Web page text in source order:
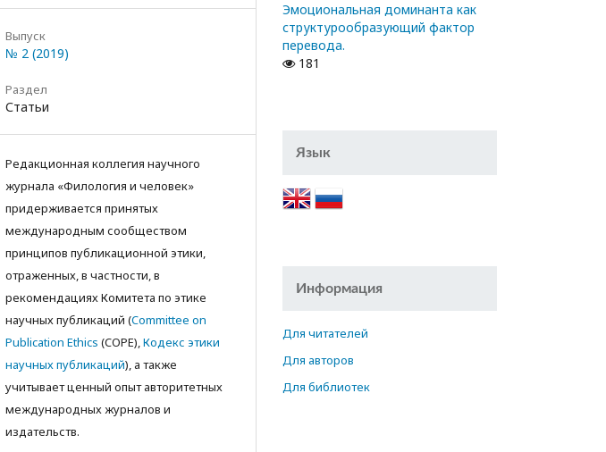
Выпуск
№ 2 (2019)
Раздел
Статьи
Редакционная коллегия научного
журнала «Филология и человек»
придерживается принятых
международным сообществом
принципов публикационной этики,
отраженных, в частности, в
рекомендациях Комитета по этике
научных публикаций (Committee on
Publication Ethics (COPE),Кодекс этики
научных публикаций), а также
учитываeт ценный опыт авторитетных
международных журналов и
издательств.
Эмоциональная доминанта как
структурообразующий фактор
перевода.
181
Язык
Информация
Для читателей
Для авторов
Для библиотек